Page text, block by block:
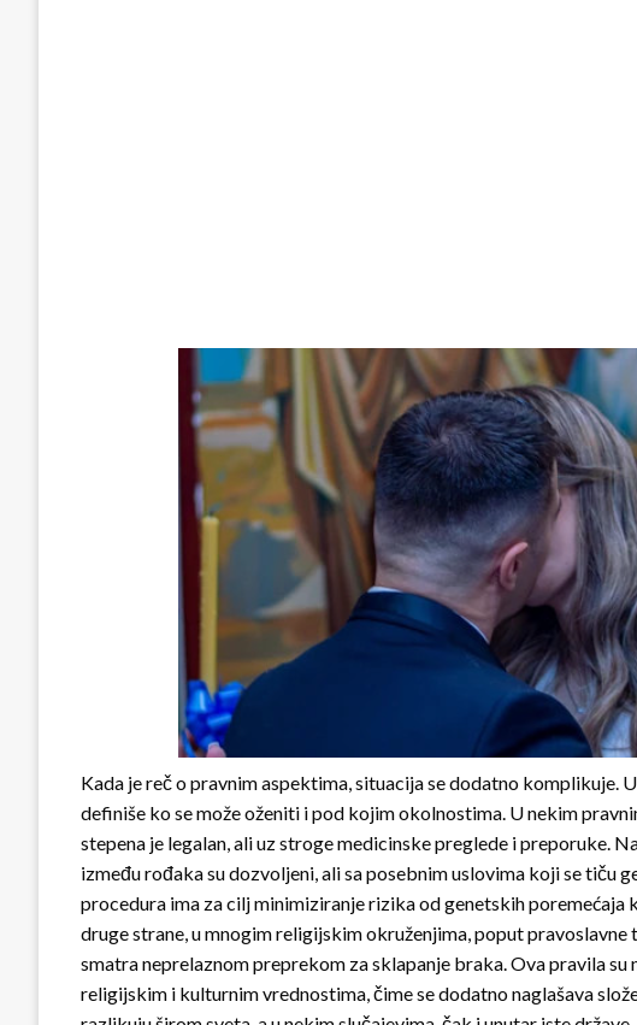
Kada je reč o pravnim aspektima, situacija se dodatno komplikuje.
definiše ko se može oženiti i pod kojim okolnostima. U nekim
stepena je legalan, ali uz stroge medicinske preglede i preporuke.
između rođaka su dozvoljeni, ali sa posebnim uslovima koji se tiču
procedura ima za cilj minimiziranje rizika od genetskih poremećaja
druge strane, u mnogim religijskim okruženjima, poput
smatra neprelaznom preprekom za sklapanje braka. Ova pravila su
religijskim i kulturnim vrednostima, čime se dodatno naglašava